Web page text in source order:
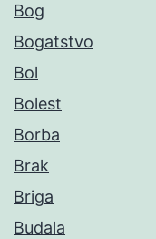
Bog
Bogatstvo
Bol
Bolest
Borba
Brak
Briga
Budala